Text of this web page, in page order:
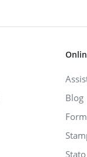
Blog
Stato